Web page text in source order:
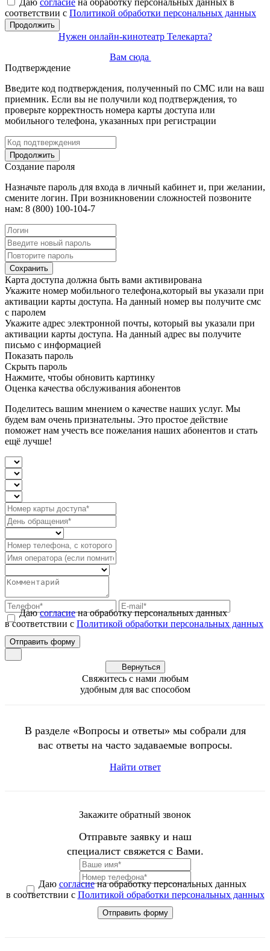
соответствии с Политикой обработки персональных данных
Продолжить
Нужен онлайн-кинотеатр Телекарта?
Вам сюда
Подтверждение
Введите код подтверждения, полученный по СМС или на ваш
приемник. Если вы не получили код подтверждения, то
проверьте корректность номера карты доступа или
мобильного телефона, указанных при регистрации
Продолжить
Создание пароля
Назначьте пароль для входа в личный кабинет и, при желании,
смените логин. При возникновении сложностей позвоните
нам: 8 (800) 100-104-7
Сохранить
Карта доступа должна быть вами активирована
Укажите номер мобильного телефона,который вы указали при
активации карты доступа. На данный номер вы получите смс
с паролем
Укажите адрес электронной почты, который вы указали при
активации карты доступа. На данный адрес вы получите
письмо с информацией
Показать пароль
Скрыть пароль
Нажмите, чтобы обновить картинку
Оценка качества обслуживания абонентов
Поделитесь вашим мнением о качестве наших услуг. Мы
будем вам очень признательны. Это простое действие
поможет нам учесть все пожелания наших абонентов и стать
ещё лучше!
Даюсогласиена обработку персональных данных
в соответствии с Политикой обработки персональных данных
Вернуться
Свяжитесь с нами любым
удобным для вас способом
В разделе «Вопросы и ответы» мы собрали для
вас ответы на часто задаваемые вопросы.
Найти ответ
Закажите обратный звонок
Отправьте заявку и наш
специалист свяжется с Вами.
Даю согласиена обработку персональных данных
в соответствии с Политикой обработки персональных данных